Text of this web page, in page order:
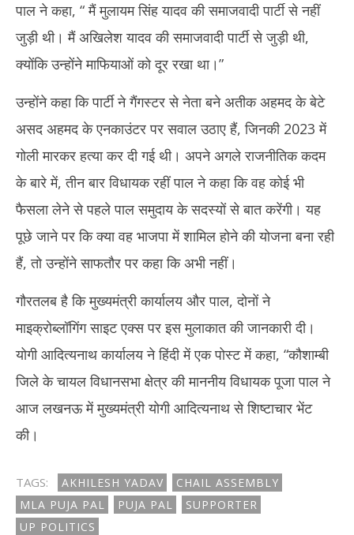
पाल ने कहा, “ मैं मुलायम सिंह यादव की समाजवादी पार्टी से नहीं
जुड़ी थी। मैं अखिलेश यादव की समाजवादी पार्टी से जुड़ी थी,
क्योंकि उन्होंने माफियाओं को दूर रखा था।”
उन्होंने कहा कि पार्टी ने गैंगस्टर से नेता बने अतीक अहमद के बेटे
असद अहमद के एनकाउंटर पर सवाल उठाए हैं, जिनकी 2023 में
गोली मारकर हत्या कर दी गई थी। अपने अगले राजनीतिक कदम
के बारे में, तीन बार विधायक रहीं पाल ने कहा कि वह कोई भी
फैसला लेने से पहले पाल समुदाय के सदस्यों से बात करेंगी। यह
पूछे जाने पर कि क्या वह भाजपा में शामिल होने की योजना बना रही
हैं, तो उन्होंने साफतौर पर कहा कि अभी नहीं।
गौरतलब है कि मुख्यमंत्री कार्यालय और पाल, दोनों ने
माइक्रोब्लॉगिंग साइट एक्स पर इस मुलाकात की जानकारी दी।
योगी आदित्यनाथ कार्यालय ने हिंदी में एक पोस्ट में कहा, “कौशाम्बी
जिले के चायल विधानसभा क्षेत्र की माननीय विधायक पूजा पाल ने
आज लखनऊ में मुख्यमंत्री योगी आदित्यनाथ से शिष्टाचार भेंट
की।
TAGS: AKHILESH YADAV
CHAIL ASSEMBLY
MLA PUJA PAL
PUJA PAL
SUPPORTER
UP POLITICS